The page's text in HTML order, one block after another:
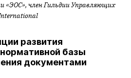
«ЭОС», член Гильдии Управляющих
развития
базы
документами